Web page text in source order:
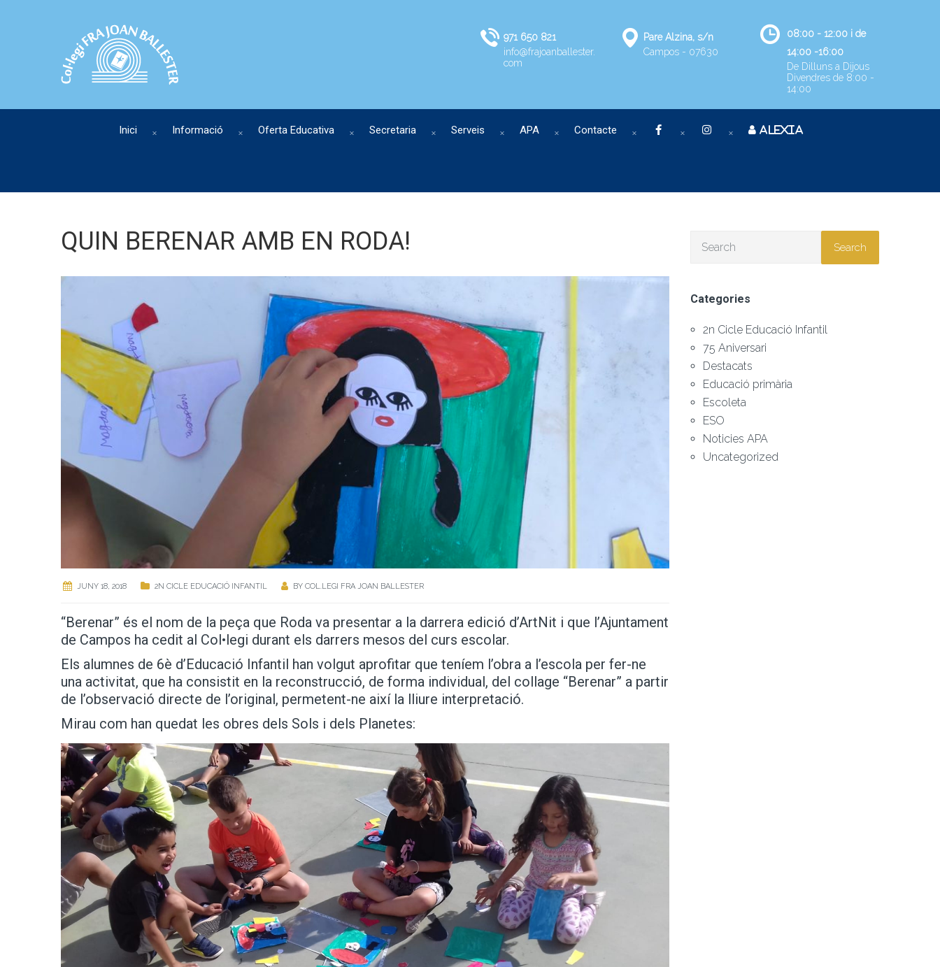
971 650 821
info@frajoanballester.
com
Pare Alzina, s/n
Campos - 07630
08:00 - 12:00 i de
14:00 -16:00
De Dilluns a Dijous
Divendres de 8:00 -
14:00
Inici Informació Oferta Educativa Secretaria Serveis APA Contacte ALEXIA
QUIN BERENAR AMB EN RODA!
JUNY 18, 2018 2N CICLE EDUCACIÓ INFANTIL BY COL.LEGI FRA JOAN BALLESTER
“Berenar” és el nom de la peça que Roda va presentar a la darrera edició d’ArtNit i que l’Ajuntament
de Campos ha cedit al Col•legi durant els darrers mesos del curs escolar.
Els alumnes de 6è d’Educació Infantil han volgut aprofitar que teníem l’obra a l’escola per fer-ne
una activitat, que ha consistit en la reconstrucció, de forma individual, del collage “Berenar” a partir
de l’observació directe de l’original, permetent-ne així la lliure interpretació.
Mirau com han quedat les obres dels Sols i dels Planetes:
Search
Categories
2n Cicle Educació Infantil
75 Aniversari
Destacats
Educació primària
Escoleta
ESO
Noticies APA
Uncategorized